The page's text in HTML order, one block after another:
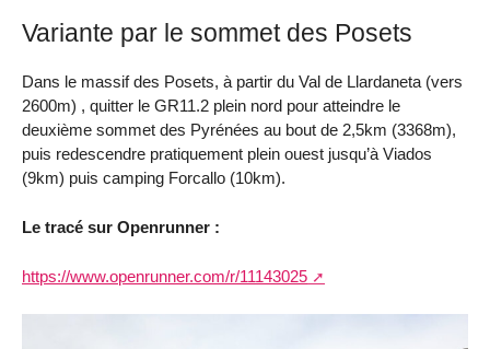
Variante par le sommet des Posets
Dans le massif des Posets, à partir du Val de Llardaneta (vers
2600m) , quitter le GR11.2 plein nord pour atteindre le
deuxième sommet des Pyrénées au bout de 2,5km (3368m),
puis redescendre pratiquement plein ouest jusqu’à Viados
(9km) puis camping Forcallo (10km).
Le tracé sur Openrunner :
https://www.openrunner.com/r/11143025